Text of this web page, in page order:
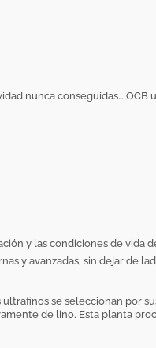
nunca conseguidas… OCB
y las condiciones de vida
y avanzadas, sin dejar de
se seleccionan por
de lino. Esta planta